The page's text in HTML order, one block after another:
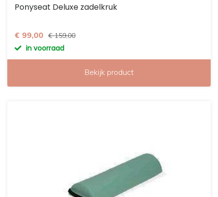
Ponyseat Deluxe zadelkruk
€ 99,00 € 159,00
in voorraad
Bekijk product